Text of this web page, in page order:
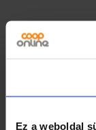
Ez a weboldal